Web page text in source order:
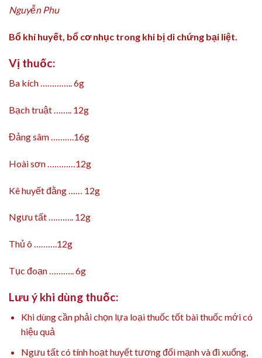
Nguyễn Phu
Bổ khí huyết, bổ cơ nhục trong khi bị di chứng bại liệt.
Vị thuốc:
Ba kích ………….. 6g
Bạch truật …….. 12g
Đảng sâm ……….16g
Hoài sơn …………12g
Kê huyết đằng …… 12g
Ngưu tất ……….. 12g
Thủ ô ……….12g
Tục đoạn ……….. 6g
Lưu ý khi dùng thuốc:
Khi dùng cần phải chọn lựa loại thuốc tốt bài thuốc mới có
hiệu quả
Ngưu tất có tính hoạt huyết tương đối mạnh và đi xuống,